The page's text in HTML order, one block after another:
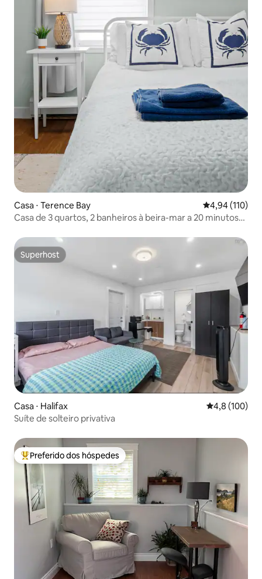
Casa ⋅ Terence Bay 4,94 de uma
4,94 (110)
Casa de 3 quartos, 2 banheiros à beira-mar a 20 minutos
Superhost
Superhost
Casa ⋅ Halifax 4,8 de uma
4,8 (100)
Suíte de solteiro privativa
Entre os melhores preferidos dos hóspedes
Preferido dos hóspedes